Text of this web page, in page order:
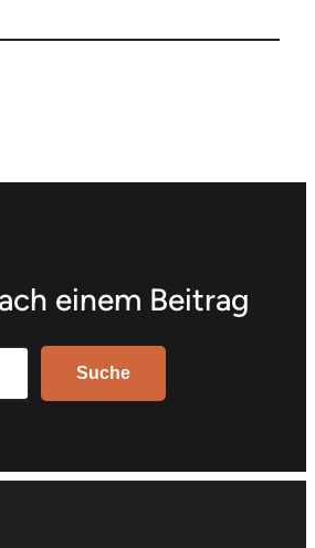
einem Beitrag
Suche